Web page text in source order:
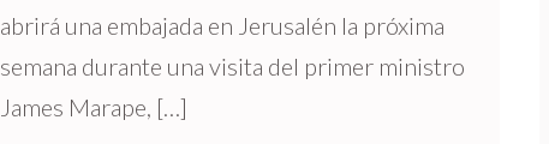
abrirá una embajada en Jerusalén la próxima
semana durante una visita del primer ministro
James Marape, […]